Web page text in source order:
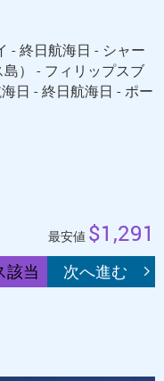
- 終日航海日 - シャー
） - フィリップスブ
日 - 終日航海日 - ポー
最安値 $1,291
該当 次へ進む